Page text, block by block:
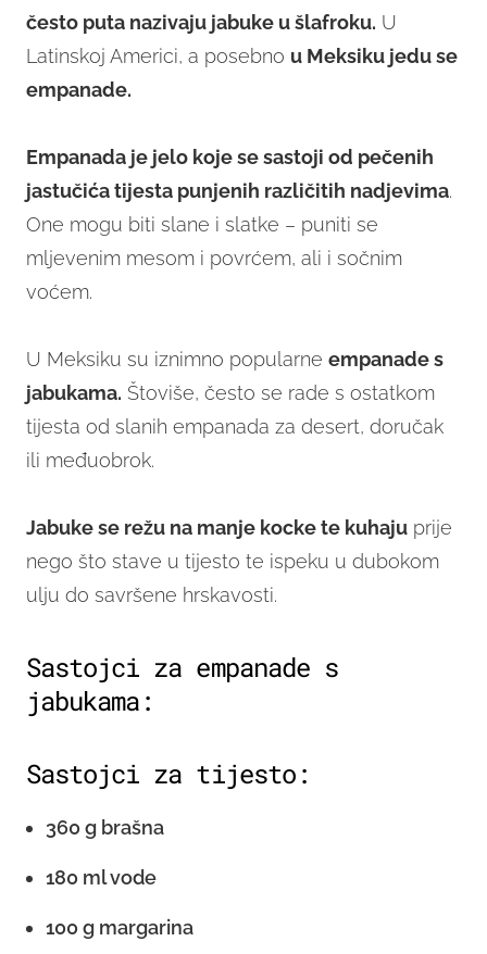
često puta nazivaju jabuke u šlafroku. U
Latinskoj Americi, a posebno u Meksiku jedu se
empanade.
Empanada je jelo koje se sastoji od pečenih
jastučića tijesta punjenih različitih nadjevima.
One mogu biti slane i slatke – puniti se
mljevenim mesom i povrćem, ali i sočnim
voćem.
U Meksiku su iznimno popularne empanade s
jabukama. Štoviše, često se rade s ostatkom
tijesta od slanih empanada za desert, doručak
ili međuobrok.
Jabuke se režu na manje kocke te kuhaju prije
nego što stave u tijesto te ispeku u dubokom
ulju do savršene hrskavosti.
Sastojci za empanade s
jabukama:
Sastojci za tijesto:
360 g brašna
180 ml vode
100 g margarina